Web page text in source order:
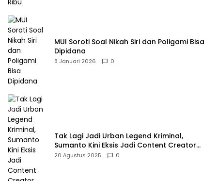
MUI Soroti Soal Nikah Siri dan Poligami Bisa
Dipidana
8 Januari 2026 0
Tak Lagi Jadi Urban Legend Kriminal,
Sumanto Kini Eksis Jadi Content Creator
Mukbang
20 Agustus 2025 0